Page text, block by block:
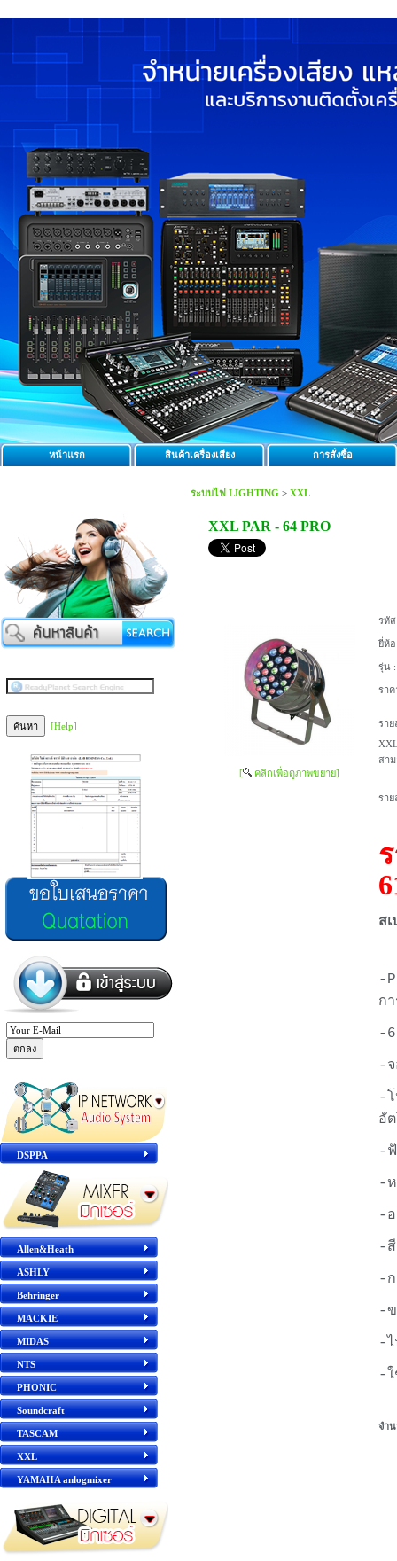
หน้าแรก สินค้าเครื่องเสียง การสั่งซื้อ
[Help]
DSPPA
Allen&Heath
ASHLY
Behringer
MACKIE
MIDAS
NTS
PHONIC
Soundcraft
TASCAM
XXL
YAMAHA anlogmixer
ระบบไฟ LIGHTING > XXL
XXL PAR - 64 PRO
[ คลิกเพื่อดูภาพขยาย]
รหั
ยี่ห้
รุ่น :
รา
ราย
สา
ราย
ส
-
ก
-
-
-
อั
-
-
-
-
-
-
-
-ใ
จำ